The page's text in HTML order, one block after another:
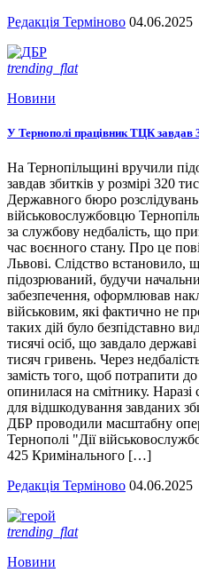
Редакція Терміново 04.06.2025
trending_flat
Новини
У Тернополі працівник ТЦК завдав
На Тернопільщині вручили
завдав збитків у розмірі 320
Державного бюро
військовослужбовцю
за службову недбалість, що
час воєнного стану. Про це
Львові. Слідство встановило,
підозрюваний, будучи
забезпечення, оформлював
військовим, які фактично не
таких дій було безпідставно
тисячі осіб, що завдало
тисяч гривень. Через
замість того, щоб потрапити до
опинилася на смітнику. Наразі
для відшкодування завданих
ДБР проводили масштабну
Тернополі "Дії
425 Кримінального […]
Редакція Терміново 04.06.2025
trending_flat
Новини